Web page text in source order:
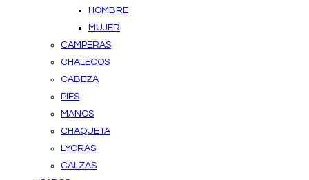
HOMBRE
MUJER
CAMPERAS
CHALECOS
CABEZA
PIES
MANOS
CHAQUETA
LYCRAS
CALZAS